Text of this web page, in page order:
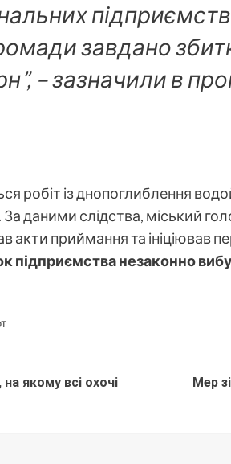
завдано
– зазначили в
робіт із днопоглиблення
. За даними слідства, міський
акти приймання та ініціював
підприємства незаконно
якому всі охочі
Мер